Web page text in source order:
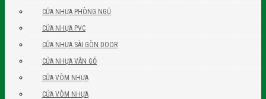
CỬA NHỰA PHÒNG NGỦ
CỬA NHỰA PVC
CỬA NHỰA SÀI GÒN DOOR
CỬA NHỰA VÂN GỖ
CỬA VÒM NHỰA
CỬA VÒM NHỰA